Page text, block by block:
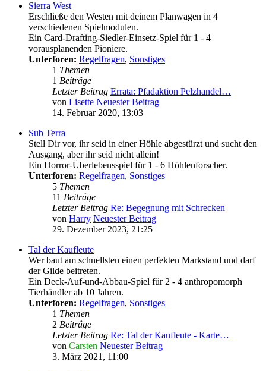
Sierra West
Erschließe den Westen mit deinem Planwagen in 4
verschiedenen Spielmodulen.
Ein Card-Drafting-Siedler-Einsetz-Spiel für 1 - 4
vorausplanenden Pioniere.
Unterforen: Regelfragen, Sonstiges
1 Themen
1 Beiträge
Letzter Beitrag Errata: Pfadaktion Pelzhandel…
von Lisette Neuester Beitrag
14. Februar 2020, 13:03
Sub Terra
Stell Dir vor, ihr seid in einer Höhle abgestürzt und sucht den
Ausgang, aber ihr seid nicht allein!
Ein Horror-Überlebensspiel für 1 - 6 Höhlenforscher.
Unterforen: Regelfragen, Sonstiges
5 Themen
11 Beiträge
Letzter Beitrag Re: Begegnung mit Schrecken
von Harry Neuester Beitrag
29. Dezember 2023, 21:25
Tal der Kaufleute
Wer baut am schnellsten einen perfekten Markstand und darf
der Gilde beitreten.
Ein Deck-Auf-und-Abbau-Spiel für 2 - 4 anthropomorph
Tierhändler ab 10 Jahren.
Unterforen: Regelfragen, Sonstiges
1 Themen
2 Beiträge
Letzter Beitrag Re: Tal der Kaufleute - Karte…
von Carsten Neuester Beitrag
3. März 2021, 11:00